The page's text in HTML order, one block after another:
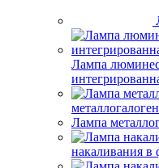
Лампа
Лампа
накаливания в